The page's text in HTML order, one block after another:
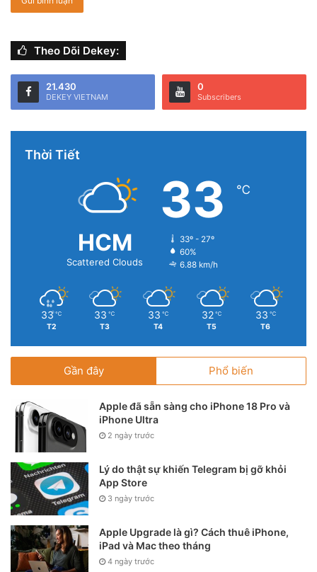
Hiện vẫn chưa rõ lý do tại sao Apple lại thực hiện sự thay
được trang bị 6 phối màu: Đen, Trắng, Đỏ, San hô, Vàng
Theo Dõi Dekey:
21.430
DEKEY VIETNAM
0
Subscribers
Thời Tiết
HCM
Scattered Clouds
33 ℃
33º - 27º
60%
6.88 km/h
33 ℃
T2
33 ℃
T3
33 ℃
T4
32 ℃
T5
33 ℃
T6
Gần đây Phổ biến
Apple đã sẵn sàng cho iPhone 18 Pro và
iPhone Ultra
2 ngày trước
Lý do thật sự khiến Telegram bị gỡ khỏi
App Store
3 ngày trước
Apple Upgrade là gì? Cách thuê iPhone,
iPad và Mac theo tháng
4 ngày trước